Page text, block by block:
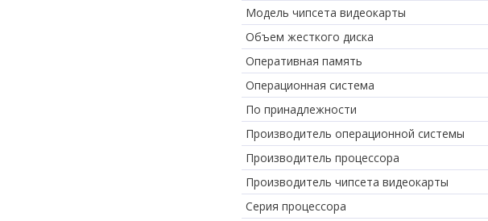
Модель чипсета видеокарты
Объем жесткого диска
Оперативная память
Операционная система
По принадлежности
Производитель операционной системы
Производитель процессора
Производитель чипсета видеокарты
Серия процессора